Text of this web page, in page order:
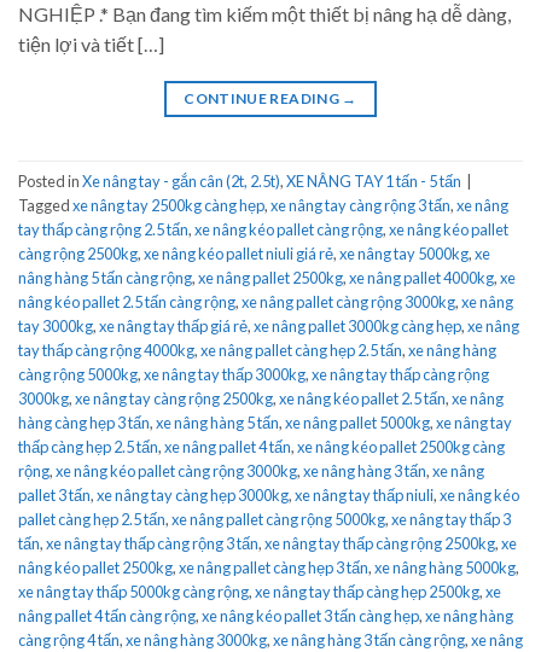
NGHIỆP .* Bạn đang tìm kiếm một thiết bị nâng hạ dễ dàng,
tiện lợi và tiết […]
CONTINUE READING →
Posted inXe nâng tay - gắn cân (2t, 2.5t),XE NÂNG TAY 1 tấn - 5 tấn
Taggedxe nâng tay 2500kg càng hẹp,xe nâng tay càng rộng 3 tấn,xe nâng
tay thấp càng rộng 2.5 tấn,xe nâng kéo pallet càng rộng,xe nâng kéo pallet
càng rộng 2500kg,xe nâng kéo pallet niuli giá rẻ,xe nâng tay 5000kg,xe
nâng hàng 5 tấn càng rộng,xe nâng pallet 2500kg,xe nâng pallet 4000kg,xe
nâng kéo pallet 2.5 tấn càng rộng,xe nâng pallet càng rộng 3000kg,xe nâng
tay 3000kg,xe nâng tay thấp giá rẻ,xe nâng pallet 3000kg càng hẹp,xe nâng
tay thấp càng rộng 4000kg,xe nâng pallet càng hẹp 2.5 tấn,xe nâng hàng
càng rộng 5000kg,xe nâng tay thấp 3000kg,xe nâng tay thấp càng rộng
3000kg,xe nâng tay càng rộng 2500kg,xe nâng kéo pallet 2.5 tấn,xe nâng
hàng càng hẹp 3 tấn,xe nâng hàng 5 tấn,xe nâng pallet 5000kg,xe nâng tay
thấp càng hẹp 2.5 tấn,xe nâng pallet 4 tấn,xe nâng kéo pallet 2500kg càng
rộng,xe nâng kéo pallet càng rộng 3000kg,xe nâng hàng 3 tấn,xe nâng
pallet 3 tấn,xe nâng tay càng hẹp 3000kg,xe nâng tay thấp niuli,xe nâng kéo
pallet càng hẹp 2.5 tấn,xe nâng pallet càng rộng 5000kg,xe nâng tay thấp 3
tấn,xe nâng tay thấp càng rộng 3 tấn,xe nâng tay thấp càng rộng 2500kg,xe
nâng kéo pallet 2500kg,xe nâng pallet càng hẹp 3 tấn,xe nâng hàng 5000kg,
xe nâng tay thấp 5000kg càng rộng,xe nâng tay thấp càng hẹp 2500kg,xe
nâng pallet 4 tấn càng rộng,xe nâng kéo pallet 3 tấn càng hẹp,xe nâng hàng
càng rộng 4 tấn,xe nâng hàng 3000kg,xe nâng hàng 3 tấn càng rộng,xe nâng